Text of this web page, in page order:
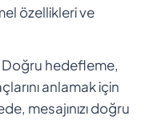
özellikleri ve
Doğru hedefleme,
anlamak için
mesajınızı doğru